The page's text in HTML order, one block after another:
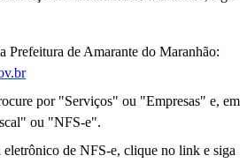
Prefeitura de Amarante do Maranhão:
por "Serviços" ou "Empresas" e, em
ou "NFS-e".
eletrônico de NFS-e, clique no link e siga